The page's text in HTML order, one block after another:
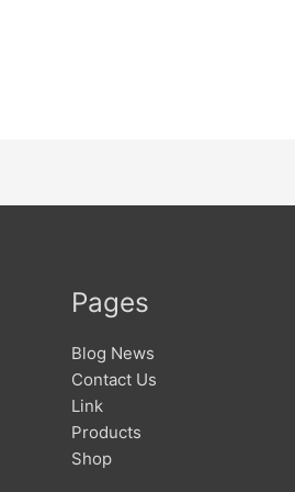
Pages
Blog News
Contact Us
Link
Products
Shop